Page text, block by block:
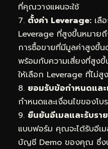
ที่คุณวางแผนจะใช้
7. ตั้งค่า Leverage: เลื
Leverage ที่สูงขึ้นหมาย
การซื้อขายที่มีมูลค่าสูงขึ้
พร้อมกับความเสี่ยงที่สูงขึ้
ให้เลือก Leverage ที่ไม่สู
8. ยอมรับข้อกำหนดและ
กำหนดและเงื่อนไขของโบ
9. ยืนยันอีเมลและรับรา
แบบฟอร์ม คุณจะได้รับอีเ
บัญชี Demo ของคุณ ซึ่ง